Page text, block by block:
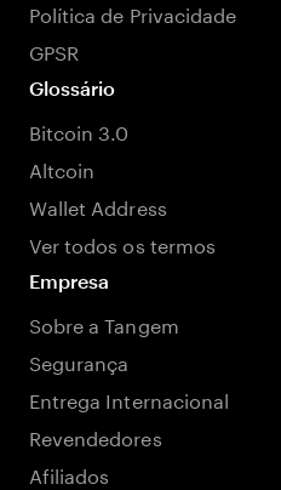
Política de Privacidade
GPSR
Glossário
Bitcoin 3.0
Altcoin
Wallet Address
Ver todos os termos
Empresa
Sobre a Tangem
Segurança
Entrega Internacional
Revendedores
Afiliados